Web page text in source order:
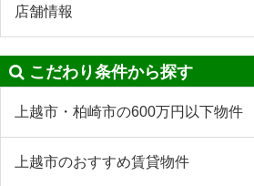
店舗情報
こだわり条件から探す
上越市・柏崎市の600万円以下物件
上越市のおすすめ賃貸物件